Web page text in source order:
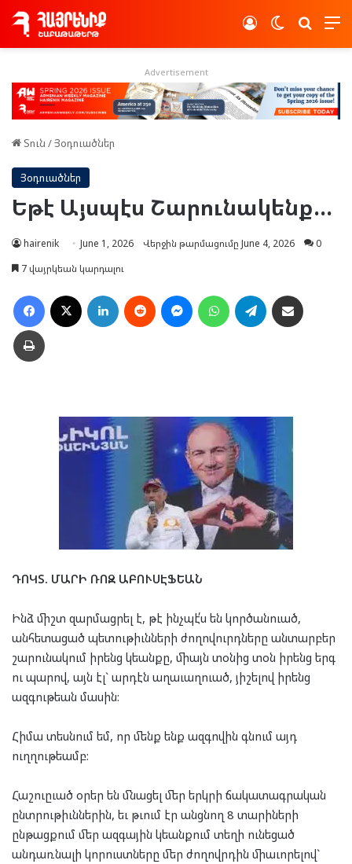
Switch skin
Log In
Advertisement
Տուն /Յօդուածներ
Յօդուածներ
Եթէ Այսպէս Շարունակենք…
hairenik June 1, 2026 Վերջին թարմացումը June 4, 2026
0
7 վայրկեան կարդալու
Facebook LinkedIn Reddit MessengerWhatsAppTelegram
Տպել
ԴՈԿՏ. ՄԱՐԻ ՌՈԶ ԱԲՈՒՍԷՖԵԱՆ
Ինձ միշտ զարմացրել է, թէ ինչպէ՛ս են կործանուած,
անհետացած պետութիւնների ժողովուրդները անտարբեր
շարունակում իրենց կեանքը, միայն տօնից տօն իրենց երգ
ու պարով, այն էլ` արդէն աղաւաղուած, յիշելով իրենց
ազգութեան մասին:
Հիմա տեսնում եմ, որ մենք ենք ազգովին գնում այդ
ուղղութեամբ:
Հաշուըւած օրեր են մնացել մեր երկրի ճակատագրական
ընտրութիւններին, եւ թւում էր անցնող 8 տարիների
ընթացքում մեր ազգային կեանքում տեղի ունեցած
անդառնալի կորուստները մեր ժողովրդին միաւորելով`